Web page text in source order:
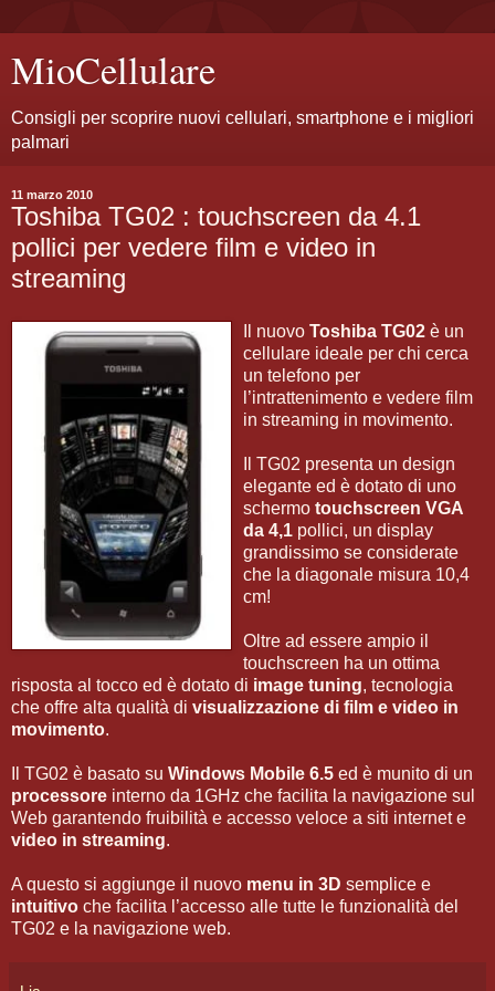
MioCellulare
Consigli per scoprire nuovi cellulari, smartphone e i migliori
palmari
11 marzo 2010
Toshiba TG02 : touchscreen da 4.1
pollici per vedere film e video in
streaming
Il nuovo Toshiba TG02 è un
cellulare ideale per chi cerca
un telefono per
l’intrattenimento e vedere film
in streaming in movimento.
Il TG02 presenta un design
elegante ed è dotato di uno
schermo touchscreen VGA
da 4,1 pollici, un display
grandissimo se considerate
che la diagonale misura 10,4
cm!
Oltre ad essere ampio il
touchscreen ha un ottima
risposta al tocco ed è dotato di image tuning, tecnologia
che offre alta qualità di visualizzazione di film e video in
movimento.
Il TG02 è basato su Windows Mobile 6.5 ed è munito di un
processore interno da 1GHz che facilita la navigazione sul
Web garantendo fruibilità e accesso veloce a siti internet e
video in streaming.
A questo si aggiunge il nuovo menu in 3D semplice e
intuitivo che facilita l’accesso alle tutte le funzionalità del
TG02 e la navigazione web.